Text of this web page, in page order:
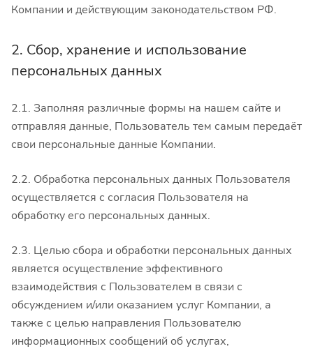
Компании и действующим законодательством РФ.
2. Сбор, хранение и использование
персональных данных
2.1. Заполняя различные формы на нашем сайте и
отправляя данные, Пользователь тем самым передаёт
свои персональные данные Компании.
2.2. Обработка персональных данных Пользователя
осуществляется с согласия Пользователя на
обработку его персональных данных.
2.3. Целью сбора и обработки персональных данных
является осуществление эффективного
взаимодействия с Пользователем в связи с
обсуждением и/или оказанием услуг Компании, а
также с целью направления Пользователю
информационных сообщений об услугах,